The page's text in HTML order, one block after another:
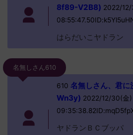
8f89-V2B8) 2022/
はらだいこヤドラン
名無しさん610
610 名無しさん、君
Wn3y) 2022/12/30(金)
ヤドランＢＣブッパ